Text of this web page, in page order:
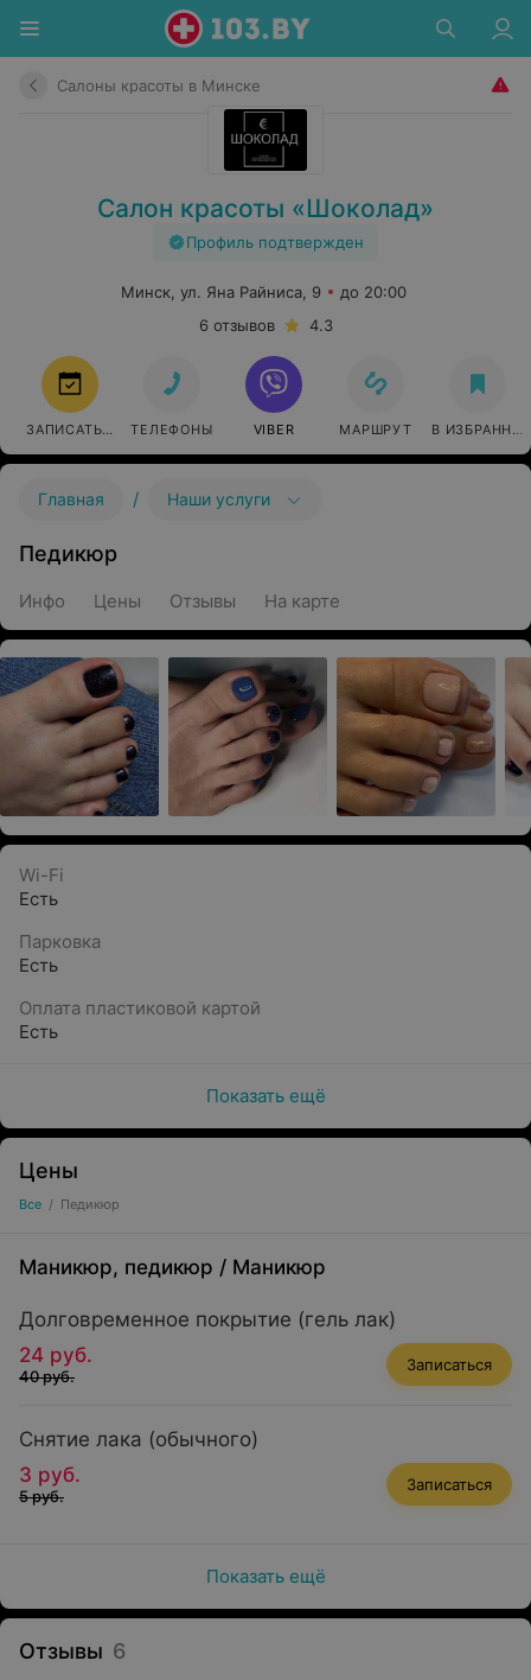
Салоны красоты в Минске
Салон красоты «Шоколад»
Профиль подтвержден
Минск, ул. Яна Райниса, 9
до 20:00
6 отзывов
4.3
ЗАПИСАТЬСЯ ТЕЛЕФОНЫ VIBER МАРШРУТ В ИЗБРАННОЕ
Главная / Наши услуги
Педикюр
Инфо Цены Отзывы На карте
Wi-Fi
Есть
Парковка
Есть
Оплата пластиковой картой
Есть
Показать ещё
Цены
Все / Педикюр
Маникюр, педикюр / Маникюр
Долговременное покрытие (гель лак)
24 руб.
40 руб.
Записаться
Снятие лака (обычного)
3 руб.
5 руб.
Записаться
Показать ещё
Отзывы 6